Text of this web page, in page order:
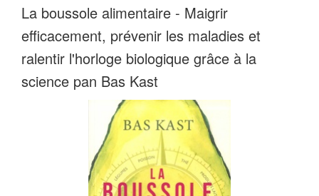
La boussole alimentaire - Maigrir
efficacement, prévenir les maladies et
ralentir l'horloge biologique grâce à la
science pan Bas Kast